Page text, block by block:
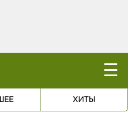
☰
ХИТЫ